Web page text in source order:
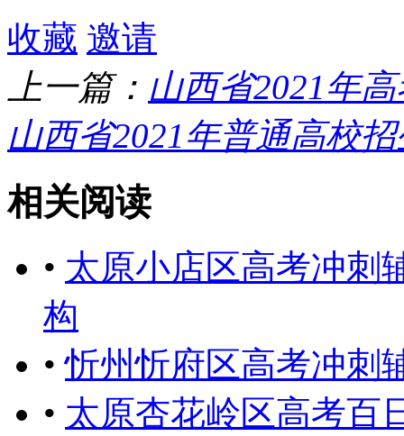
收藏 邀请
上一篇： 山西省2021年
山西省2021年普通高校
相关阅读
• 太原小店区高考冲刺
构
•忻州忻府区高考冲刺
• 太原杏花岭区高考百